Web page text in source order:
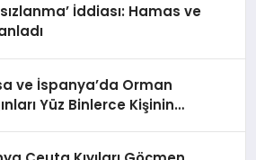
İddiası: Hamas ve
ve İspanya’da Orman
Yüz Binlerce Kişinin